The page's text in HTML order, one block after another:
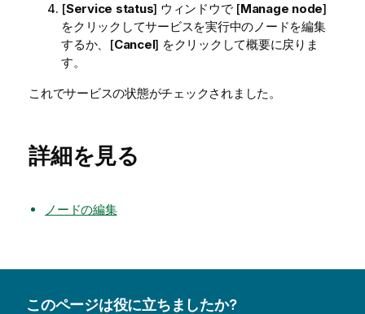
[Service status] ウィンドウで [Manage node]
をクリックしてサービスを実行中のノードを編集
するか、[Cancel] をクリックして概要に戻りま
す。
これでサービスの状態がチェックされました。
詳細を見る
ノードの編集
このページは役に立ちましたか?